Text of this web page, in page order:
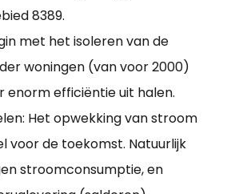
8389.
met het isoleren van de
woningen (van voor 2000)
enorm efficiëntie uit halen.
Het opwekking van stroom
voor de toekomst. Natuurlijk
stroomconsumptie, en